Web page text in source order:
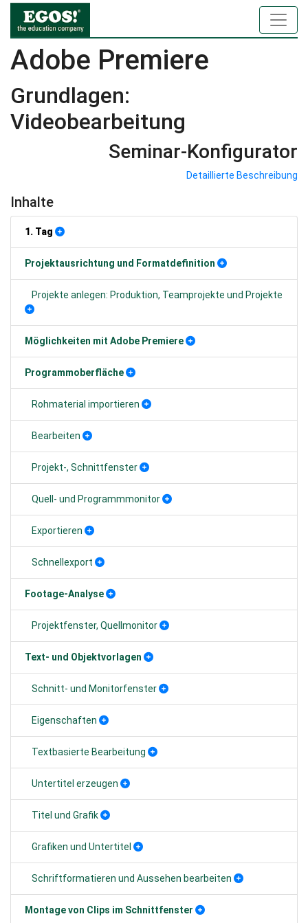
Adobe Premiere
Grundlagen:
Videobearbeitung
Seminar-Konfigurator
Detaillierte Beschreibung
Inhalte
1. Tag
Projektausrichtung und Formatdefinition
Projekte anlegen: Produktion, Teamprojekte und Projekte
Möglichkeiten mit Adobe Premiere
Programmoberfläche
Rohmaterial importieren
Bearbeiten
Projekt-, Schnittfenster
Quell- und Programmmonitor
Exportieren
Schnellexport
Footage-Analyse
Projektfenster, Quellmonitor
Text- und Objektvorlagen
Schnitt- und Monitorfenster
Eigenschaften
Textbasierte Bearbeitung
Untertitel erzeugen
Titel und Grafik
Grafiken und Untertitel
Schriftformatieren und Aussehen bearbeiten
Montage von Clips im Schnittfenster